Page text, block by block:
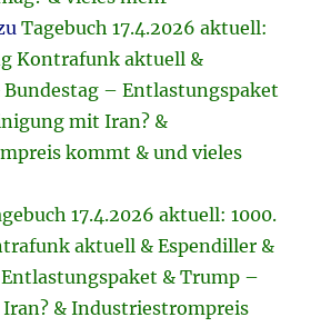
Tagebuch 17.4.2026 aktuell:
Kontrafunk aktuell &
Bundestag – Entlastungspaket
mit Iran? &
kommt & und vieles
17.4.2026 aktuell: 1000.
aktuell & Espendiller &
& Trump –
& Industriestrompreis